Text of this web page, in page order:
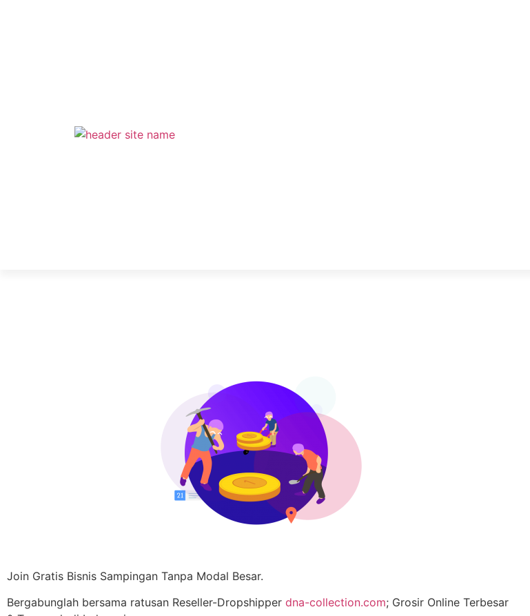
Join Gratis Bisnis Sampingan Tanpa Modal Besar.
Bergabunglah bersama ratusan Reseller-Dropshipper dna-collection.com; Grosir Online Terbesar